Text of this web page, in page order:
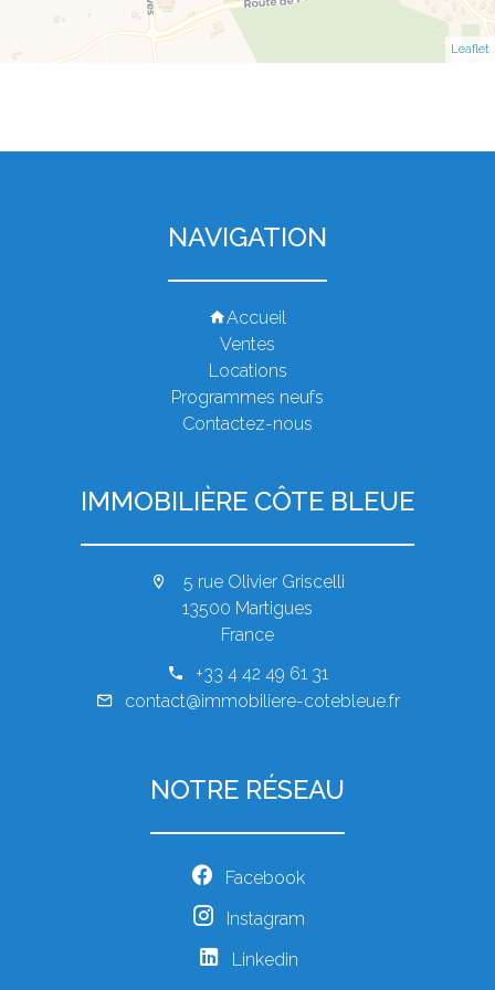
Leaflet
NAVIGATION
Accueil
Ventes
Locations
Programmes neufs
Contactez-nous
IMMOBILIÈRE CÔTE BLEUE
5 rue Olivier Griscelli
13500 Martigues
France
+33 4 42 49 61 31
contact@immobiliere-cotebleue.fr
NOTRE RÉSEAU
Facebook
Instagram
Linkedin